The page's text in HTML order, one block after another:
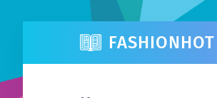
FASHIONHOT